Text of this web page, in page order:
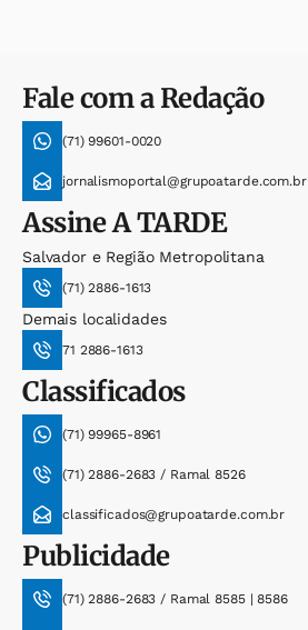
Fale com a Redação
(71) 99601-0020
jornalismoportal@grupoatarde.com.br
AssineA TARDE
Salvador e Região Metropolitana
(71) 2886-1613
Demais localidades
71 2886-1613
Classificados
(71) 99965-8961
(71) 2886-2683 / Ramal 8526
classificados@grupoatarde.com.br
Publicidade
(71) 2886-2683 / Ramal 8585 | 8586